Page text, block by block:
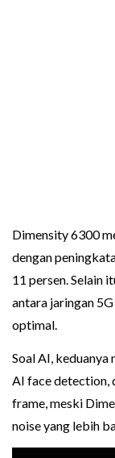
Dimensity 6300
dengan
11 persen. Selain
antara jaringan
optimal.
Soal AI,
AI face detection,
frame, meski
noise yang lebih